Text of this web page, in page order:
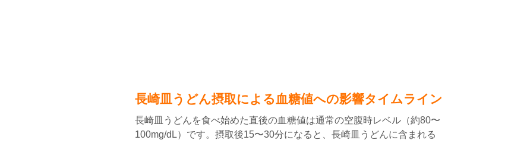
長崎皿うどん摂取による血糖値への影響タイムライン
長崎皿うどんを食べ始めた直後の血糖値は通常の空腹時レベル（約80〜
100mg/dL）です。摂取後15〜30分になると、長崎皿うどんに含まれる